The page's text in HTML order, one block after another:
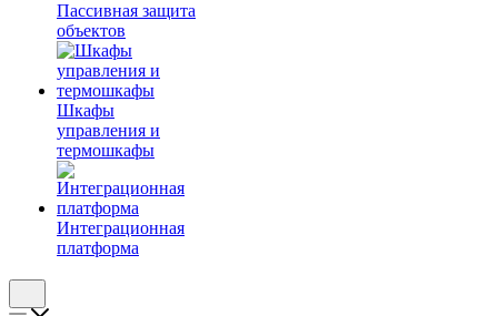
Пассивная защита
объектов
Шкафы
управления и
термошкафы
Интеграционная
платформа